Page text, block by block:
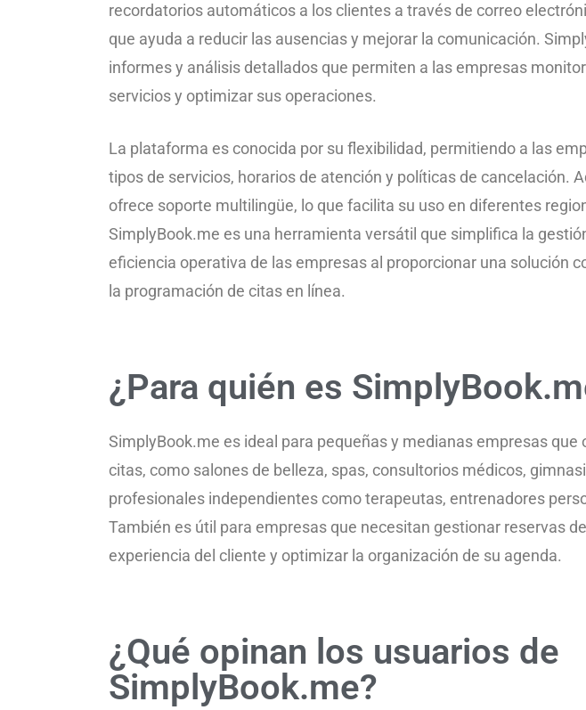
recordatorios automáticos a los clientes a través de correo
que ayuda a reducir las ausencias y mejorar la comunicación.
informes y análisis detallados que permiten a las empresas
servicios y optimizar sus operaciones.
La plataforma es conocida por su flexibilidad, permitiendo a las
tipos de servicios, horarios de atención y políticas de cancelación.
ofrece soporte multilingüe, lo que facilita su uso en diferentes
SimplyBook.me es una herramienta versátil que simplifica la
eficiencia operativa de las empresas al proporcionar una solución
la programación de citas en línea.
¿Para quién es
SimplyBook.me es ideal para pequeñas y medianas empresas que
citas, como salones de belleza, spas, consultorios médicos,
profesionales independientes como terapeutas, entrenadores
También es útil para empresas que necesitan gestionar reservas
experiencia del cliente y optimizar la organización de su agenda.
¿Qué opinan los usuarios de
SimplyBook.me?